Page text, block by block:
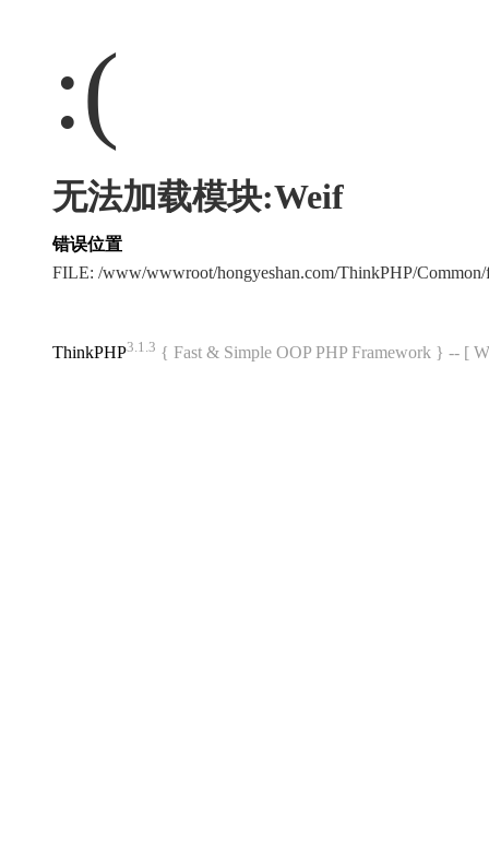
:(
无法加载模块:Weif
错误位置
FILE: /www/wwwroot/hongyeshan.com/ThinkPHP/
ThinkPHP3.1.3 { Fast & Simple OOP PHP Framework } -- [